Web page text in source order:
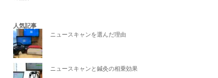
人気記事
ニュースキャンを選んだ理由
ニュースキャンと鍼灸の相乗効果